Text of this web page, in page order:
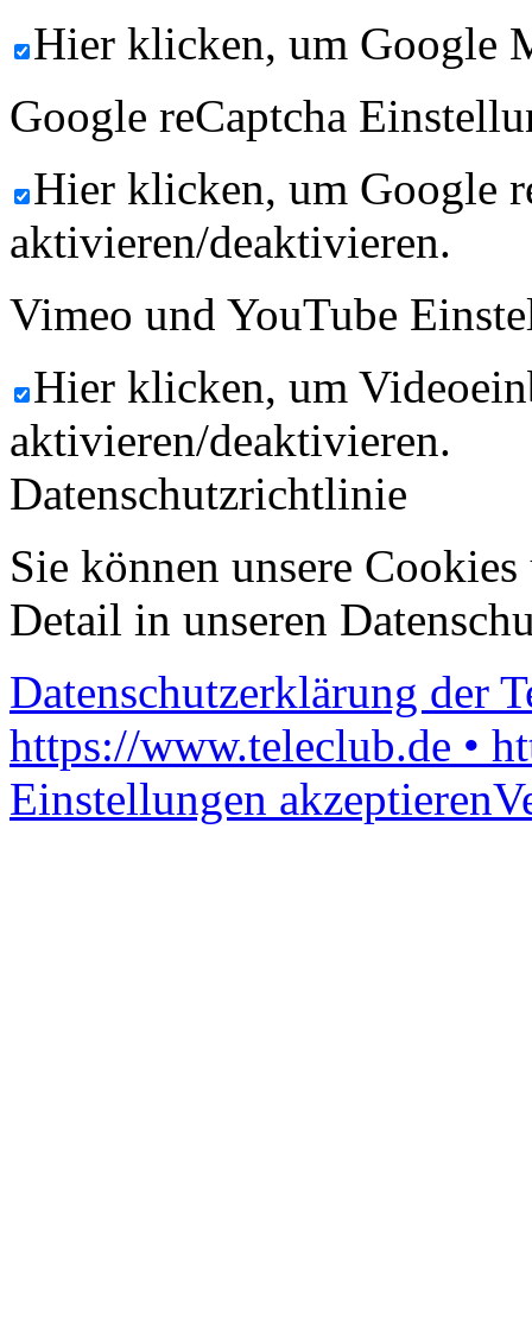
Hier klicken, um Google
Google reCaptcha
Hier klicken, um Google
aktivieren/deaktivieren.
Vimeo und YouTube
Hier klicken, um
aktivieren/deaktivieren.
Datenschutzrichtlinie
Sie können unsere
Detail in unseren
Datenschutzerklärung der
https://www.teleclub.de •
Einstellungen akzeptieren